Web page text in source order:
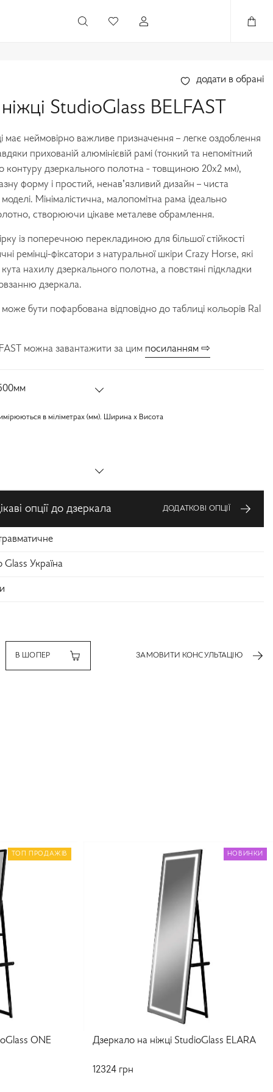
додати в обрані
StudioGlass BELFAST
має неймовірно важливе призначення – легке оздоблення
прихованій алюмінієвій рамі (тонкий та непомітний
контуру дзеркального полотна - товщиною 20х2 мм),
форму і простий, ненав’язливий дизайн – чиста
Мінімалістична, малопомітна рама ідеально
створюючи цікаве металеве обрамлення.
із поперечною перекладиною для більшої стійкості
ремінці-фіксатори з натуральної шкіри Crazy Horse, які
нахилу дзеркального полотна, а повстяні підкладки
дзеркала.
бути пофарбована відповідно до таблиці кольорів Ral
можна завантажити за цим посиланням ⇨
в міліметрах (мм). Ширина x Висота
опції до дзеркала ДОДАТКОВІ ОПЦІЇ
Glass Україна
В ШОПЕР ЗАМОВИТИ КОНСУЛЬТАЦІЮ
ТОП ПРОДАЖІВ
ONE
НОВИНКИ
Дзеркало на ніжці StudioGlass ELARA
12324 грн